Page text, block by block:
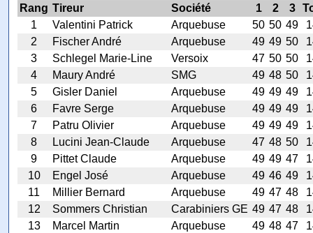
Rang Tireur Société 1 2 3
1
Valentini Patrick Arquebuse 50 50 49
2
Fischer André Arquebuse 49 49 50
3
Schlegel Marie-Line Versoix 47 50 50
4
Maury André SMG 49 48 50
5
Gisler Daniel Arquebuse 49 49 49
6
Favre Serge Arquebuse 49 49 49
7
Patru Olivier Arquebuse 49 49 49
8
Lucini Jean-Claude Arquebuse 47 48 50
9
Pittet Claude Arquebuse 49 49 47
10
Engel José Arquebuse 49 46 49
11
Millier Bernard Arquebuse 49 47 48
12
Sommers Christian Carabiniers GE 49 47 48
13
Marcel Martin Arquebuse 49 48 47